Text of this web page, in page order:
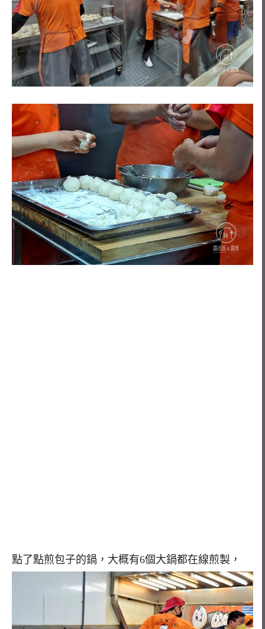
點了點煎包子的鍋，大概有6個大鍋都在線煎製，